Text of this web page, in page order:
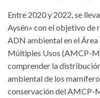
Entre 2020 y 2022, se
Aysén» con el objetivo de
ADN ambiental en el
Múltiples Usos (AMCP-
comprender la
ambiental de los
conservación del AMCP-